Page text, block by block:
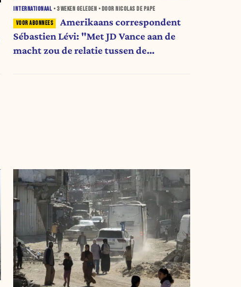
INTERNATIONAAL •3 WEKEN GELEDEN • DOOR NICOLAS DE PAPE
Amerikaans correspondent
Sébastien Lévi: "Met JD Vance aan de
macht zou de relatie tussen de